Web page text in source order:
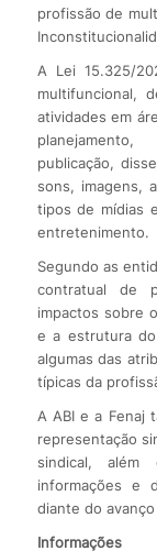
profissão de
A Lei 15.325/
multifuncional,
atividades em
publicação,
sons, imagens,
tipos de mídias
entretenimento.
Segundo as
contratual de
impactos sobre
e a estrutura
algumas das
típicas da
A ABI e a Fenaj
representação
sindical,
informações e
diante do
Informações